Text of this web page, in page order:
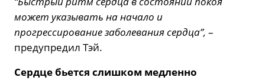
может указывать на начало и
прогрессирование заболевания сердца”, –
предупредил Тэй.
Сердце бьется слишком медленно